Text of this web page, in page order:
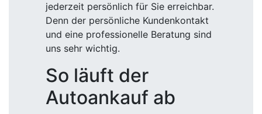
jederzeit persönlich für Sie erreichbar.
Denn der persönliche Kundenkontakt
und eine professionelle Beratung sind
uns sehr wichtig.
So läuft der
Autoankauf ab